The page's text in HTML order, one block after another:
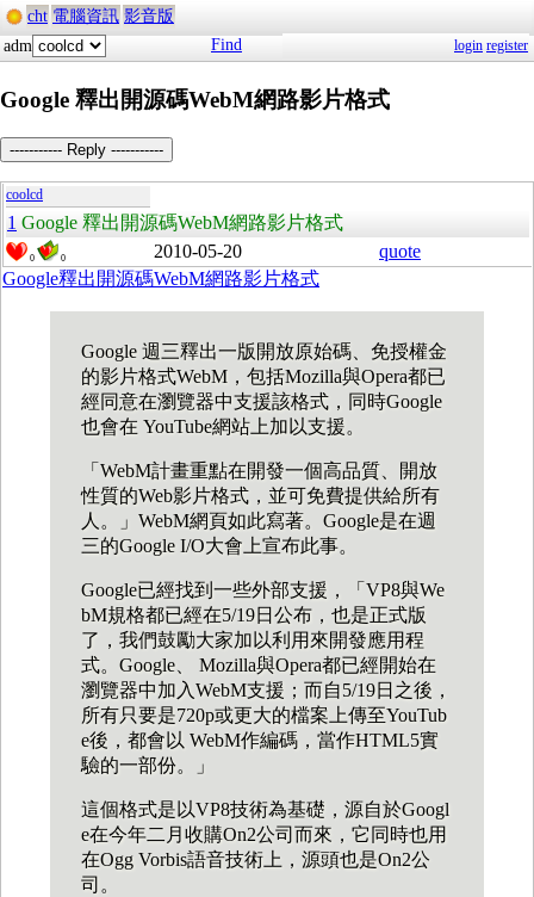
cht 電腦資訊 影音版
adm
Find login register
Google 釋出開源碼WebM網路影片格式
----------- Reply -----------
coolcd
1 Google 釋出開源碼WebM網路影片格式
0 0 2010-05-20
quote
Google釋出開源碼WebM網路影片格式
Google 週三釋出一版開放原始碼、免授權金
的影片格式WebM，包括Mozilla與Opera都已
經同意在瀏覽器中支援該格式，同時Google
也會在 YouTube網站上加以支援。
「WebM計畫重點在開發一個高品質、開放
性質的Web影片格式，並可免費提供給所有
人。」WebM網頁如此寫著。Google是在週
三的Google I/O大會上宣布此事。
Google已經找到一些外部支援，「VP8與We
bM規格都已經在5/19日公布，也是正式版
了，我們鼓勵大家加以利用來開發應用程
式。Google、 Mozilla與Opera都已經開始在
瀏覽器中加入WebM支援；而自5/19日之後，
所有只要是720p或更大的檔案上傳至YouTub
e後，都會以 WebM作編碼，當作HTML5實
驗的一部份。」
這個格式是以VP8技術為基礎，源自於Googl
e在今年二月收購On2公司而來，它同時也用
在Ogg Vorbis語音技術上，源頭也是On2公
司。